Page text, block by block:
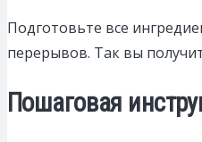
Подготовьте все
перерывов. Так вы
Пошаговая